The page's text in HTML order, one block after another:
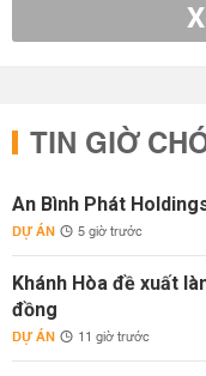
TIN GIỜ
An Bình Phát
DỰ ÁN 5 giờ trước
Khánh Hòa đề xuất
đồng
DỰ ÁN 11 giờ trước